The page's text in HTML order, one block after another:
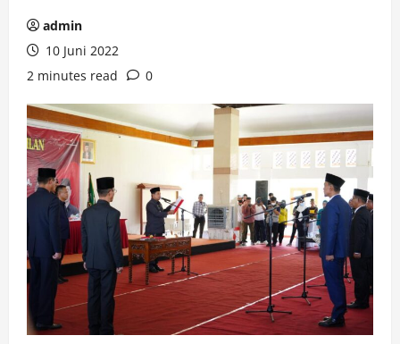
admin
10 Juni 2022
2 minutes read
0